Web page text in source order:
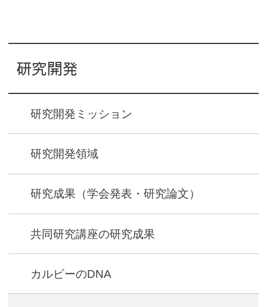
研究開発
研究開発ミッション
研究開発領域
研究成果 （学会発表・研究論文）
共同研究講座の研究成果
カルビーのDNA